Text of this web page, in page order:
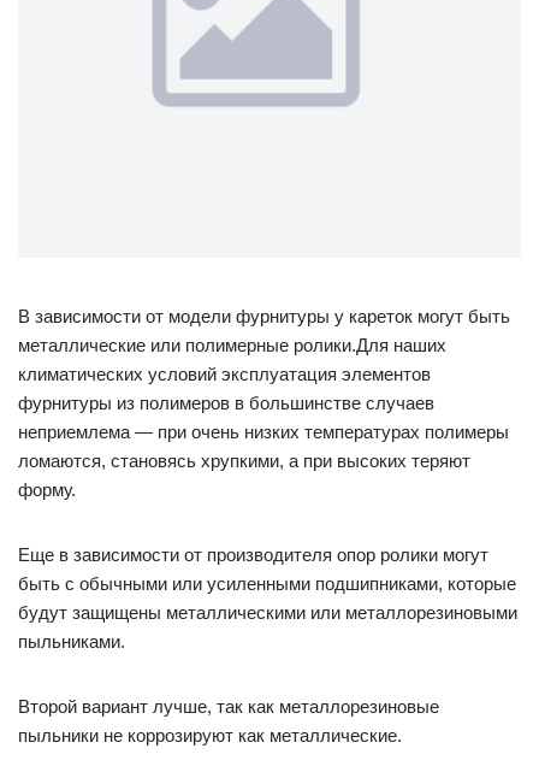
В зависимости от модели фурнитуры у кареток могут быть
металлические или полимерные ролики.Для наших
климатических условий эксплуатация элементов
фурнитуры из полимеров в большинстве случаев
неприемлема — при очень низких температурах полимеры
ломаются, становясь хрупкими, а при высоких теряют
форму.
Еще в зависимости от производителя опор ролики могут
быть с обычными или усиленными подшипниками, которые
будут защищены металлическими или металлорезиновыми
пыльниками.
Второй вариант лучше, так как металлорезиновые
пыльники не коррозируют как металлические.